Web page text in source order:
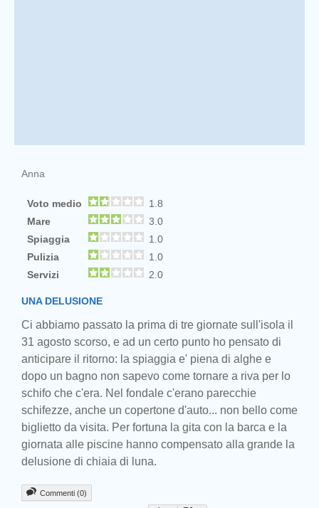
Anna
Voto medio
1.8
Mare
3.0
Spiaggia
1.0
Pulizia
1.0
Servizi
2.0
UNA DELUSIONE
Ci abbiamo passato la prima di tre giornate sull'isola il
31 agosto scorso, e ad un certo punto ho pensato di
anticipare il ritorno: la spiaggia e' piena di alghe e
dopo un bagno non sapevo come tornare a riva per lo
schifo che c'era. Nel fondale c'erano parecchie
schifezze, anche un copertone d'auto... non bello come
biglietto da visita. Per fortuna la gita con la barca e la
giornata alle piscine hanno compensato alla grande la
delusione di chiaia di luna.
Commenti (0)